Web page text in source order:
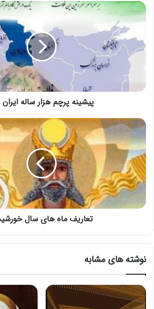
دانلود کتاب سبک شناسی معماری
محمدکریم پیرنیا
پیشینه پرچم هزار ساله ایران
تعاریف ماه های سال
نوشته های مشابه